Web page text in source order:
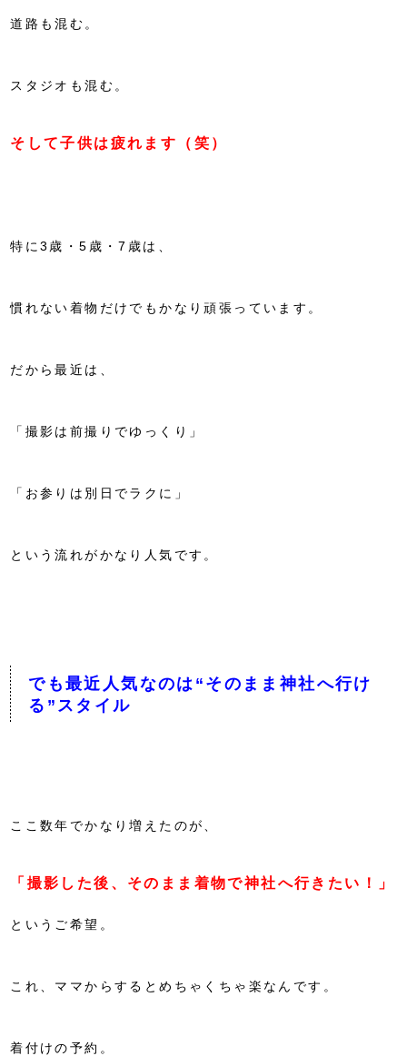
道路も混む。
スタジオも混む。
そして子供は疲れます（笑）
特に3歳・5歳・7歳は、
慣れない着物だけでもかなり頑張っています。
だから最近は、
「撮影は前撮りでゆっくり」
「お参りは別日でラクに」
という流れがかなり人気です。
でも最近人気なのは “ そのまま神社へ行け
る ” スタイル
ここ数年でかなり増えたのが、
「撮影した後、そのまま着物で神社へ行きたい！」
というご希望。
これ、ママからするとめちゃくちゃ楽なんです。
着付けの予約。